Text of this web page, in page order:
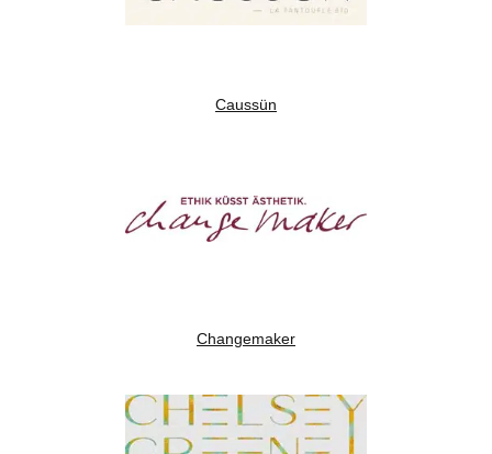
Caussün
Changemaker